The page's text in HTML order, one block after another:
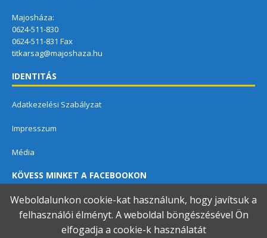
Majosháza:
0624-511-830
0624-511-831 Fax
titkarsag@majoshaza.hu
IDENTITÁS
Adatkezelési Szabályzat
Impresszum
Média
KÖVESS MINKET A FACEBOOKON
Weboldalunkon cookie-kat használunk, hogy javítsuk a
felhasználói élményt. A weboldal böngészésével Ön
elfogadja a cookie-k használatát